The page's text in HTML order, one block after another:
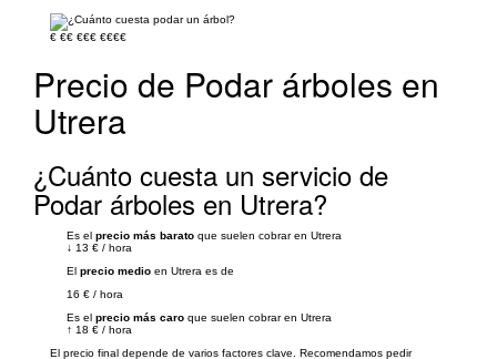
€ €€ €€€ €€€€
Precio de Podar árboles en
Utrera
¿Cuánto cuesta un servicio de
Podar árboles en Utrera?
Es el precio más barato que suelen cobrar en Utrera
↓ 13 € / hora
El precio medio en Utrera es de
16 € / hora
Es el precio más caro que suelen cobrar en Utrera
↑ 18 € / hora
El precio final depende de varios factores clave. Recomendamos pedir